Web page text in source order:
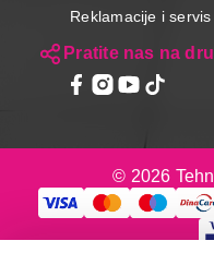
Reklamacije i servis
Pratite nas na
© 2026